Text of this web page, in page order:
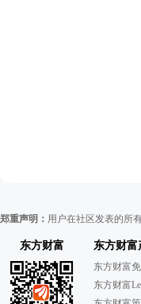
郑重声明： 用户在社区发表的所
东方财富 东方财富
东方财富
东方财富